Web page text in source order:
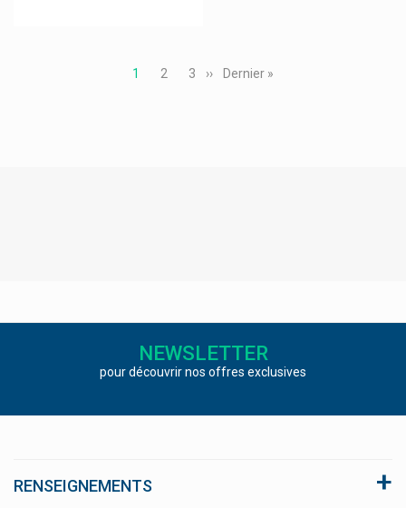
Page
1 Page
2 Page
3
Page
››
Dernière
Dernier »
NEWSLETTER
pour découvrir nos offres exclusives
RENSEIGNEMENTS